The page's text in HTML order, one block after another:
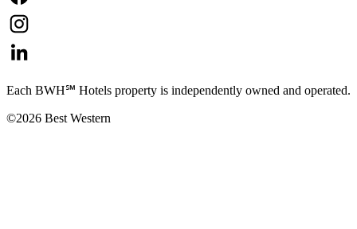
Each BWH℠ Hotels property is independently owned and operated.
©2026 Best Western